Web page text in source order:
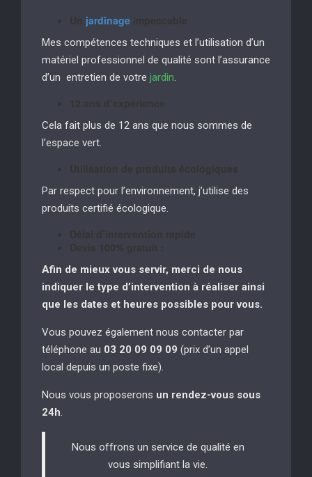
jardinage
Mes compétences techniques et l’utilisation d’un
matériel professionnel de qualité sont l’assurance
d’un entretien de votre jardin.
Cela fait plus de 12 ans que nous sommes de
l’espace vert.
Par respect pour l’environnement, j’utilise des
produits certifié écologique.
Afin de mieux vous servir, merci de nous
indiquer le type d’intervention à réaliser ainsi
que les dates et heures possibles pour vous.
Vous pouvez également nous contacter par
téléphone au 03 20 09 09 09 (prix d’un appel
local depuis un poste fixe).
Nous vous proposerons un rendez-vous sous
24h.
Nous offrons un service de qualité en
vous simplifiant la vie.